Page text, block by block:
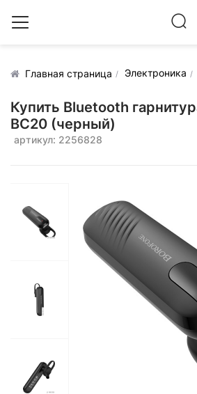
Главная страница Электроника
Купить Bluetooth
BC20 (черный)
артикул: 2256828